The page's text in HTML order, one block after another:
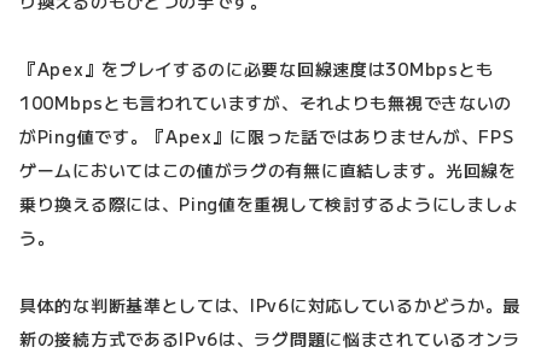
『Apex』をプレイするのに必要な回線速度は30Mbpsとも
100Mbpsとも言われていますが、それよりも無視できないの
がPing値です。『Apex』に限った話ではありませんが、FPS
ゲームにおいてはこの値がラグの有無に直結します。光回線を
乗り換える際には、Ping値を重視して検討するようにしましょ
う。
具体的な判断基準としては、IPv6に対応しているかどうか。最
新の接続方式であるIPv6は、ラグ問題に悩まされているオンラ